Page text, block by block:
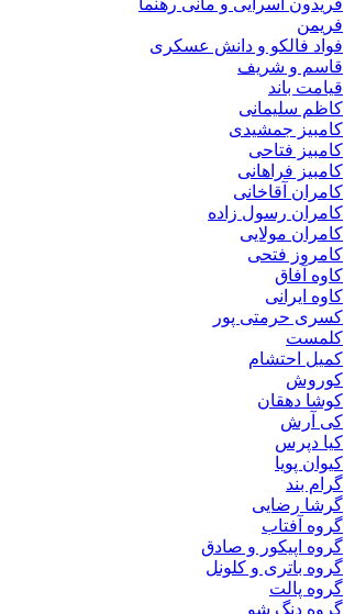
فریمن
فواد فالکو و دانش عسکری
قاسم و شریف
قیامت باند
کاظم سلیمانی
کامبیز جمشیدی
کامبیز فتاحی
کامبیز فراهانی
کامران آقاخانی
کامران رسول زاده
کامران مولایی
کامروز فتحی
کاوه آفاق
کاوه ایرانی
کسری حرمتی پور
کلمست
کمیل احتشام
کوروش
کوشا دهقان
کی آرش
کیا دپرس
کیوان پویا
گرام بند
گرشا رضایی
گروه آفتاب
گروه اپیکور و صادق
گروه باتری و کلونل
گروه پالت
گروه دنگ شو